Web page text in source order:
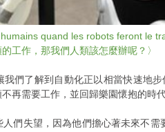
quand les robots feront le
工作，那我們人類該怎麼辦呢？〉
們了解到自動化正以相當快速地
再需要工作，並回歸樂園懷抱的時
們失望，因為他們擔心著未來不需